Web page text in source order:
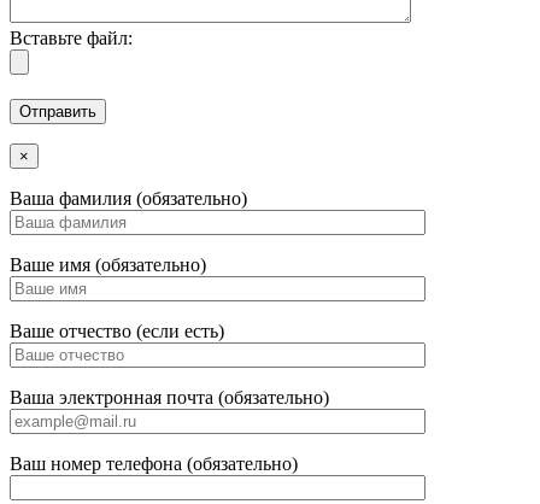
Вставьте файл:
×
Ваша фамилия (обязательно)
Ваше имя (обязательно)
Ваше отчество (если есть)
Ваша электронная почта (обязательно)
Ваш номер телефона (обязательно)